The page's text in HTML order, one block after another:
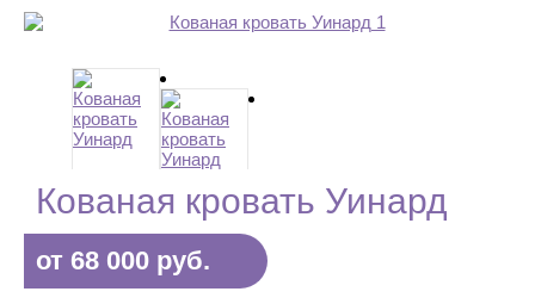
Кованая кровать Уинард
от 68 000 руб.